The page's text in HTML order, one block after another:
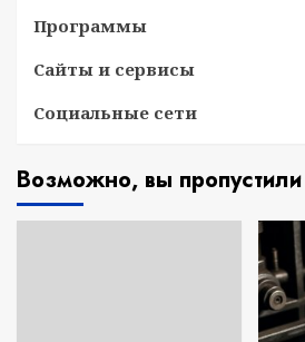
Программы
Сайты и сервисы
Социальные сети
Возможно, вы пропустили